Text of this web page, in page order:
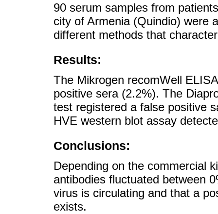
90 serum samples from
city of Armenia (Quindio) were
different methods that
Results:
The Mikrogen recomWell
positive sera (2.2%). The
test registered a false positive
HVE western blot assay
Conclusions:
Depending on the commercial
antibodies fluctuated between
virus is circulating and that a
exists.